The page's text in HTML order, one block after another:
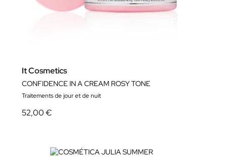
It Cosmetics
CONFIDENCE IN A CREAM ROSY TONE
Traitements de jour et de nuit
52,00 €